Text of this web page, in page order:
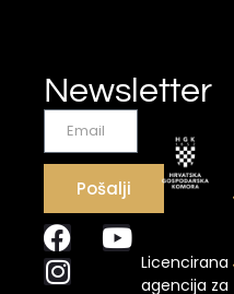
Newsletter
Pošalji
Licencirana
agencija za